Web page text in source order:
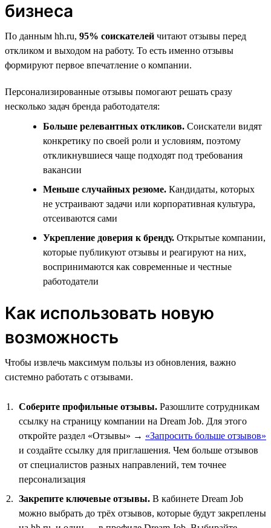
бизнеса
По данным hh.ru, 95% соискателей читают отзывы перед
откликом и выходом на работу. То есть именно отзывы
формируют первое впечатление о компании.
Персонализированные отзывы помогают решать сразу
несколько задач бренда работодателя:
Больше релевантных откликов. Соискатели видят
конкретику по своей роли и условиям, поэтому
откликнувшиеся чаще подходят под требования
вакансии
Меньше случайных резюме. Кандидаты, которых
не устраивают задачи или корпоративная культура,
отсеиваются сами
Укрепление доверия к бренду. Открытые компании,
которые публикуют отзывы и реагируют на них,
воспринимаются как современные и честные
работодатели
Как использовать новую
возможность
Чтобы извлечь максимум пользы из обновления, важно
системно работать с отзывами.
Соберите профильные отзывы. Разошлите сотрудникам
ссылку на страницу компании на Dream Job. Для этого
откройте раздел «Отзывы» → «Запросить больше отзывов»
и создайте ссылку для приглашения. Чем больше отзывов
от специалистов разных направлений, тем точнее
персонализация
Закрепите ключевые отзывы. В кабинете Dream Job
можно выбрать до трёх отзывов, которые будут закреплены